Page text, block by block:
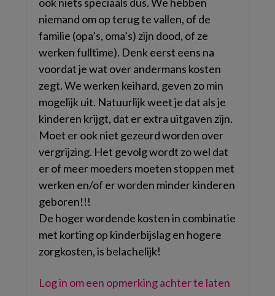
niemand om op terug te vallen, of de
familie (opa’s, oma’s) zijn dood, of ze
werken fulltime). Denk eerst eens na
voordat je wat over andermans kosten
zegt. We werken keihard, geven zo min
mogelijk uit. Natuurlijk weet je dat als je
kinderen krijgt, dat er extra uitgaven zijn.
Moet er ook niet gezeurd worden over
vergrijzing. Het gevolg wordt zo wel dat
er of meer moeders moeten stoppen met
werken en/of er worden minder kinderen
geboren!!!
De hoger wordende kosten in combinatie
met korting op kinderbijslag en hogere
zorgkosten, is belachelijk!
Log in om een opmerking achter te laten